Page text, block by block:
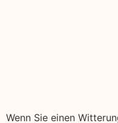
Wenn Sie einen